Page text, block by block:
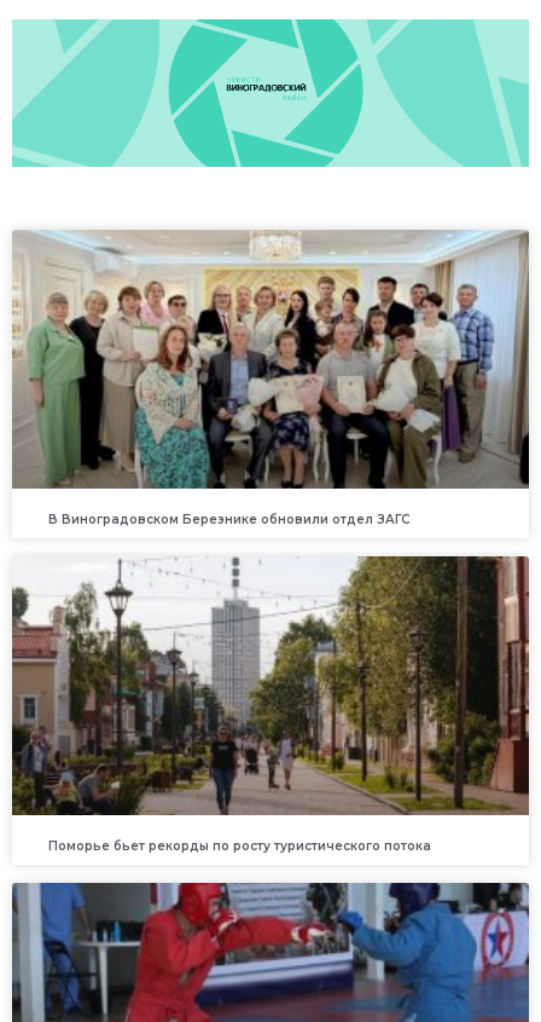
В Виноградовском Березнике обновили отдел ЗАГС
Поморье бьет рекорды по росту туристического потока